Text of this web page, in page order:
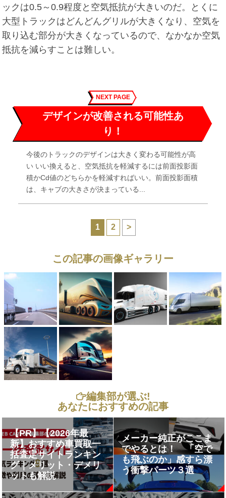
ックは0.5～0.9程度と空気抵抗が大きいのだ。とくに
大型トラックはどんどんグリルが大きくなり、空気を
取り込む部分が大きくなっているので、なかなか空気
抵抗を減らすことは難しい。
NEXT PAGE
デザインが改善される可能性あ
り！
今後のトラックのデザインは大きく変わる可能性が高
い いい換えると、空気抵抗を軽減するには前面投影面
積かCd値のどちらかを軽減すればいい。前面投影面積
は、キャブの大きさが決まっている...
1 2 >
この記事の画像ギャラリー
編集部が選ぶ!
あなたにおすすめの記事
【PR】【2026年最
新】おすすめ車買取一
括査定サイトランキン
グ｜メリット・デメリ
ットも解説
メーカー純正がここま
でやるとは！ 「空で
も飛ぶのか」感すら漂
う衝撃パーツ３選